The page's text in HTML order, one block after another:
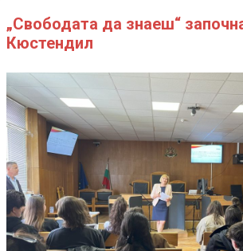
„Свободата да знаеш“
Кюстендил